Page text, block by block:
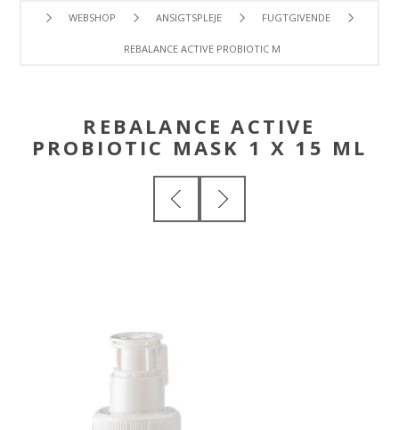
WEBSHOP ANSIGTSPLEJE FUGTGIVENDE
REBALANCE ACTIVE PROBIOTIC MASK 1 X 15 ML
REBALANCE ACTIVE
PROBIOTIC MASK 1 X 15 ML